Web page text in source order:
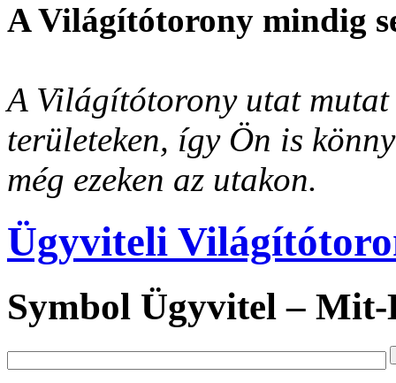
A Világítótorony mindig
A Világítótorony utat
területeken, így Ön is
még ezeken az utakon.
Ügyviteli
Symbol Ügyvitel – Mit-